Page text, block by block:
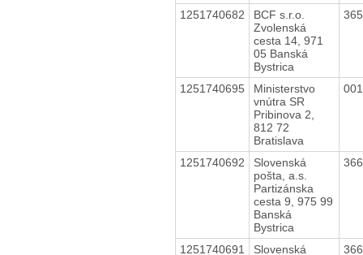
1251740682
BCF s.r.o.
Zvolenská
cesta 14, 971
05 Banská
Bystrica
1251740695
Ministerstvo
vnútra SR
Pribinova 2,
812 72
Bratislava
1251740692
Slovenská
pošta, a.s.
Partizánska
cesta 9, 975 99
Banská
Bystrica
1251740691 Slovenská